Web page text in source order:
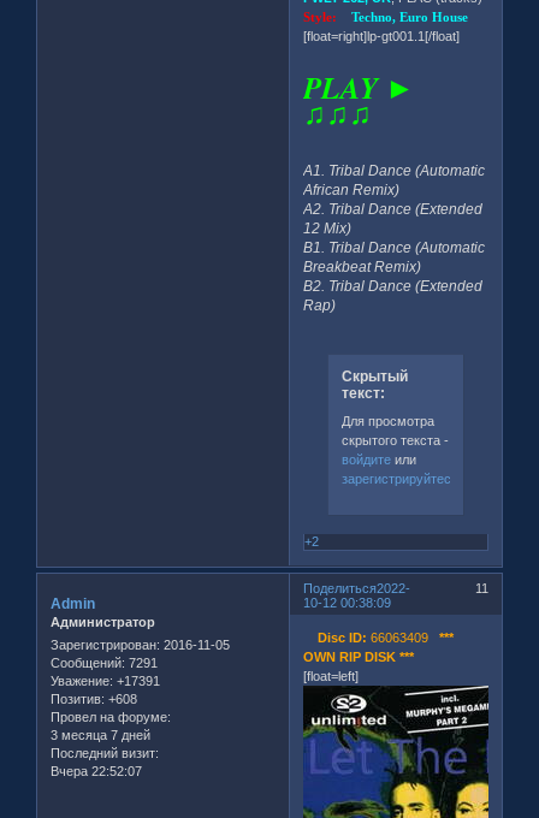
Style:Techno, Euro House
[float=right]lp-gt001.1[/float]
PLAY ►
♫♫♫
A1. Tribal Dance (Automatic
African Remix)
A2. Tribal Dance (Extended
12 Mix)
B1. Tribal Dance (Automatic
Breakbeat Remix)
B2. Tribal Dance (Extended
Rap)
Скрытый
текст:
Для просмотра
скрытого текста -
войдитеили
зарегистрируйтесь
+2
Поделиться 11
2022-
10-12 00:38:09
Admin
Администратор
Зарегистрирован: 2016-11-05
Сообщений: 7291
Уважение: +17391
Позитив: +608
Провел на форуме:
3 месяца 7 дней
Последний визит:
Вчера 22:52:07
Disc ID: 66063409***
OWN RIP DISK ***
[float=left]